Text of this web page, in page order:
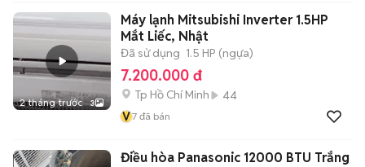
2 tháng trước 3
Máy lạnh Mitsubishi Inverter 1.5HP
Mắt Liếc, Nhật
Đã sử dụng 1.5 HP (ngựa)
7.200.000 đ
Tp Hồ Chí Minh
44
V7 đã bán
Điều hòa Panasonic 12000 BTU Trắng